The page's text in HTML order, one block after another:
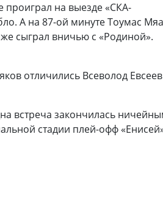
на выезде «СКА-
А на 87-ой минуте Тоумас
сыграл вничью с «Родиной».
отличились Всеволод
встреча закончилась
стадии плей-офф